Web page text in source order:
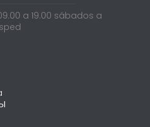
a 19.00 sábados a